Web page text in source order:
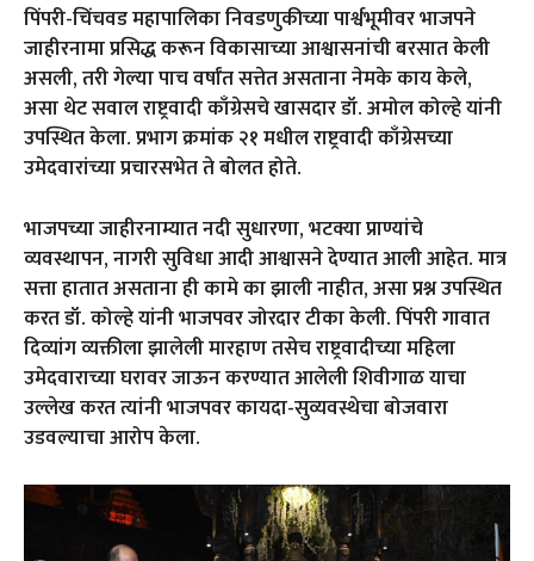
पिंपरी-चिंचवड महापालिका निवडणुकीच्या पार्श्वभूमीवर भाजपने
जाहीरनामा प्रसिद्ध करून विकासाच्या आश्वासनांची बरसात केली
असली, तरी गेल्या पाच वर्षांत सत्तेत असताना नेमके काय केले,
असा थेट सवाल राष्ट्रवादी काँग्रेसचे खासदार डॉ. अमोल कोल्हे यांनी
उपस्थित केला. प्रभाग क्रमांक २१ मधील राष्ट्रवादी काँग्रेसच्या
उमेदवारांच्या प्रचारसभेत ते बोलत होते.
भाजपच्या जाहीरनाम्यात नदी सुधारणा, भटक्या प्राण्यांचे
व्यवस्थापन, नागरी सुविधा आदी आश्वासने देण्यात आली आहेत. मात्र
सत्ता हातात असताना ही कामे का झाली नाहीत, असा प्रश्न उपस्थित
करत डॉ. कोल्हे यांनी भाजपवर जोरदार टीका केली. पिंपरी गावात
दिव्यांग व्यक्तीला झालेली मारहाण तसेच राष्ट्रवादीच्या महिला
उमेदवाराच्या घरावर जाऊन करण्यात आलेली शिवीगाळ याचा
उल्लेख करत त्यांनी भाजपवर कायदा-सुव्यवस्थेचा बोजवारा
उडवल्याचा आरोप केला.